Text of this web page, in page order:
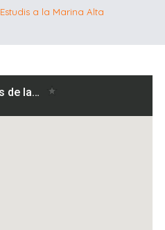
Estudis a la Marina Alta